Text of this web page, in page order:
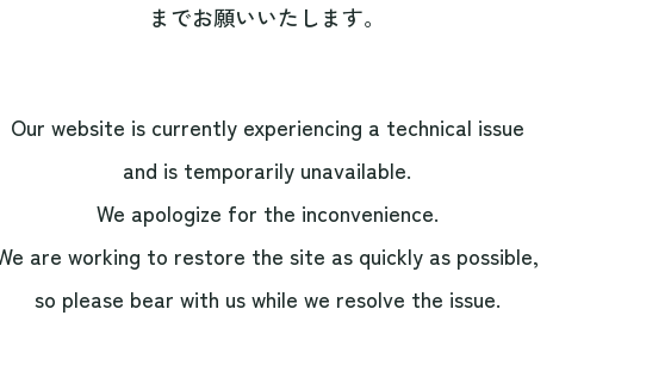
までお願いいたします。
Our website is currently experiencing a technical issue
and is temporarily unavailable.
We apologize for the inconvenience.
are working to restore the site as quickly as possible,
so please bear with us while we resolve the issue.